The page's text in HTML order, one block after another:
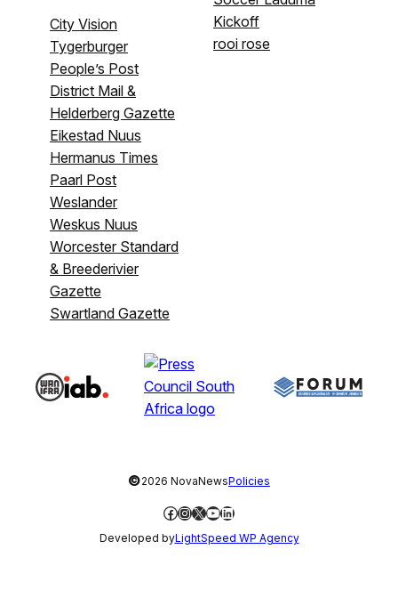
City Vision
Tygerburger
People’s Post
District Mail &
Helderberg Gazette
Eikestad Nuus
Hermanus Times
Paarl Post
Weslander
Weskus Nuus
Worcester Standard
& Breederivier
Gazette
Swartland Gazette
Kickoff
rooi rose
©2026 NovaNewsPolicies
Facebook
Instagram
X YouTube
LinkedIn
Developed byLightSpeed WP Agency